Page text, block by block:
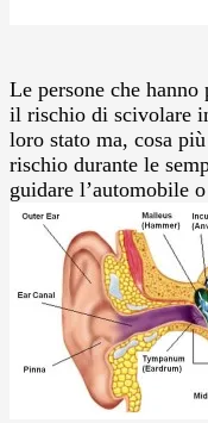
Le persone che
il rischio di scivolare
loro stato ma, cosa
rischio durante le
guidare l’automobile